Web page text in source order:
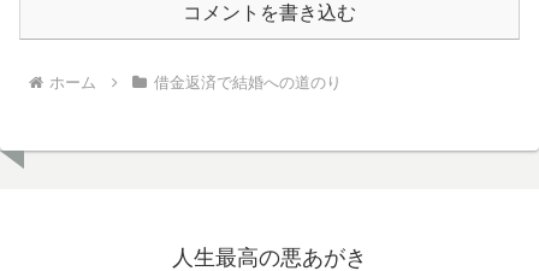
コメントを書き込む
ホーム 借金返済で結婚への道のり
人生最高の悪あがき